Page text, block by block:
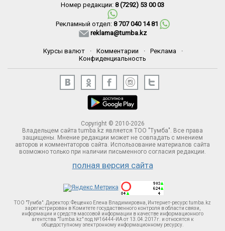
Номер редакции: 8 (7292) 53 00 03
Рекламный отдел: 8 707 040 14 81
reklama@tumba.kz
Курсы валют · Комментарии · Реклама
·
Конфиденциальность
Copyright © 2010-2026
Владельцем сайта tumba.kz является ТОО "Тумба". Все права
защищены. Мнение редакции может не совпадать с мнением
авторов и комментаторов сайта. Использование материалов сайта
возможно только при наличии письменного согласия редакции.
полная версия сайта
ТОО "Тумба". Директор: Фещенко Елена Владимировна, Интернет-ресурс tumba.kz
зарегистрирован в Комитете госудаственного контроля в области связи,
информации и средств массовой информации в качестве информационного
агентства "Tumba.kz" под №16444-ИА от 13.04.2017г. и относятся к
общедоступному электронному информационному ресурсу.